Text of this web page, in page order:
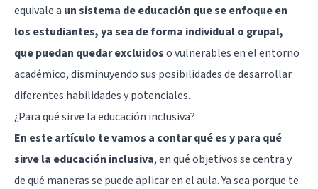
equivale a un sistema de educación que se enfoque en
los estudiantes, ya sea de forma individual o grupal,
que puedan quedar excluidoso vulnerables en el entorno
académico, disminuyendo sus posibilidades de desarrollar
diferentes habilidades y potenciales.
¿Para qué sirve la educación inclusiva?
En este artículo te vamos a contar qué es y para qué
sirve la educación inclusiva, en qué objetivos se centra y
de qué maneras se puede aplicar en el aula. Ya sea porque te